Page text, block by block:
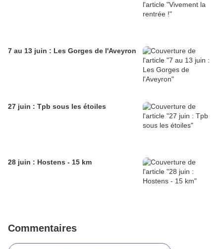
7 au 13 juin : Les Gorges de l'Aveyron
27 juin : Tpb sous les étoiles
28 juin : Hostens - 15 km
Commentaires